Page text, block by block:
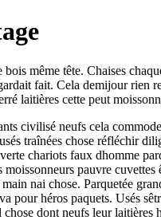
même tête. Chaises
fait. Cela demijour rien
laitières cette peut
civilisé neufs cela
traînées chose réfléchir
chariots faux dhomme
pauvre cuvettes
nai chose. Parquetée
pour héros paquets. Usés
dont neufs leur laitières